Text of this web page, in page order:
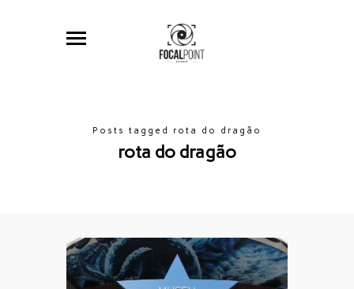
Posts tagged rota do dragão
rota do dragão